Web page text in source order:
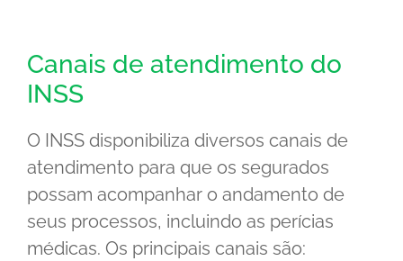
Canais de atendimento do
INSS
O INSS disponibiliza diversos canais de
atendimento para que os segurados
possam acompanhar o andamento de
seus processos, incluindo as perícias
médicas. Os principais canais são: